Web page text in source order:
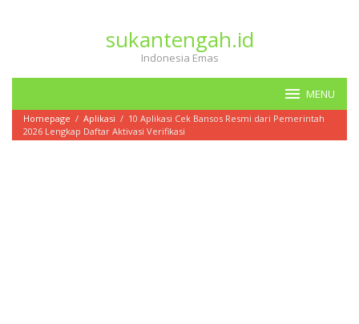
sukantengah.id
Indonesia Emas
MENU
Homepage / Aplikasi / 10 Aplikasi Cek Bansos Resmi dari Pemerintah
2026 Lengkap Daftar Aktivasi Verifikasi